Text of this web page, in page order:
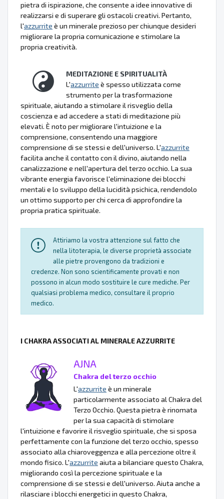
pietra di ispirazione, che consente a idee innovative di
realizzarsi e di superare gli ostacoli creativi. Pertanto,
l'azzurrite è un minerale prezioso per chiunque desideri
migliorare la propria comunicazione e stimolare la
propria creatività.
MEDITAZIONE E SPIRITUALITÀ
L'azzurrite è spesso utilizzata come
strumento per la trasformazione
spirituale, aiutando a stimolare il risveglio della
coscienza e ad accedere a stati di meditazione più
elevati. È noto per migliorare l'intuizione e la
comprensione, consentendo una maggiore
comprensione di se stessi e dell'universo. L'azzurrite
facilita anche il contatto con il divino, aiutando nella
canalizzazione e nell'apertura del terzo occhio. La sua
vibrante energia favorisce l'eliminazione dei blocchi
mentali e lo sviluppo della lucidità psichica, rendendolo
un ottimo supporto per chi cerca di approfondire la
propria pratica spirituale.
Attiriamo la vostra attenzione sul fatto che
nella litoterapia, le diverse proprietà associate
alle pietre provengono da tradizioni e
credenze. Non sono scientificamente provati e non
possono in alcun modo sostituire le cure mediche. Per
qualsiasi problema medico, consultare il proprio
medico.
I CHAKRA ASSOCIATI AL MINERALE AZZURRITE
AJNA
Chakra del terzo occhio
L'azzurrite è un minerale
particolarmente associato al Chakra del
Terzo Occhio. Questa pietra è rinomata
per la sua capacità di stimolare
l'intuizione e favorire il risveglio spirituale, che si sposa
perfettamente con la funzione del terzo occhio, spesso
associato alla chiaroveggenza e alla percezione oltre il
mondo fisico. L'azzurrite aiuta a bilanciare questo Chakra,
migliorando così la percezione spirituale e la
comprensione di se stessi e dell'universo. Aiuta anche a
rilasciare i blocchi energetici in questo Chakra,